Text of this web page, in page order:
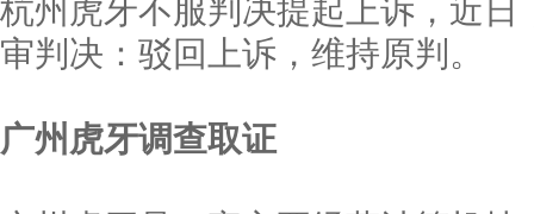
杭州虎牙不服判决提起上诉，近
审判决：驳回上诉，维持原判。
广州虎牙调查取证